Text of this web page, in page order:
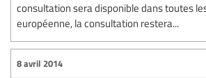
consultation sera disponible dans toutes
européenne, la consultation restera...
8 avril 2014